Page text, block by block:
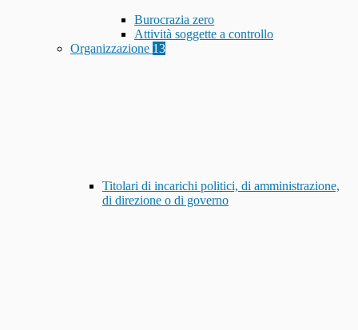
Burocrazia zero
Attività soggette a controllo
Organizzazione 13
Titolari di incarichi politici, di amministrazione,
di direzione o di governo